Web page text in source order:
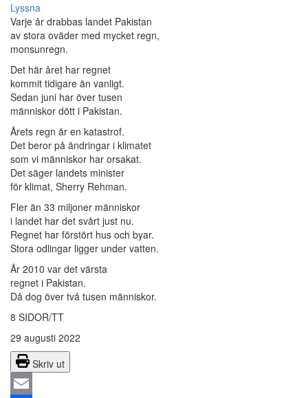
Lyssna
Varje år drabbas landet Pakistan
av stora oväder med mycket regn,
monsunregn.
Det här året har regnet
kommit tidigare än vanligt.
Sedan juni har över tusen
människor dött i Pakistan.
Årets regn är en katastrof.
Det beror på ändringar i klimatet
som vi människor har orsakat.
Det säger landets minister
för klimat, Sherry Rehman.
Fler än 33 miljoner människor
i landet har det svårt just nu.
Regnet har förstört hus och byar.
Stora odlingar ligger under vatten.
År 2010 var det värsta
regnet i Pakistan.
Då dog över två tusen människor.
8 SIDOR/TT
29 augusti 2022
Skriv ut